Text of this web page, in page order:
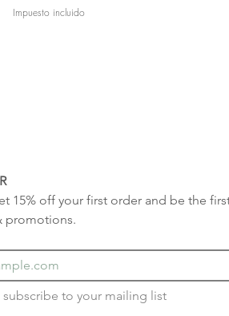
Impuesto incluido
15% off your first order and be the
promotions.